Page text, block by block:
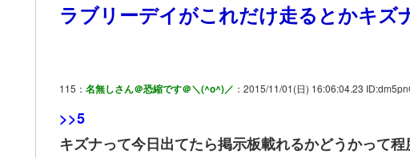
ラブリーデイがこれだけ走るとかキズ
115： 名無しさん＠恐縮です＠＼(^o^)／ ：2015/11/01(日) 16:06:04.23
>>5
キズナって今日出てたら掲示板載れるかどうかって